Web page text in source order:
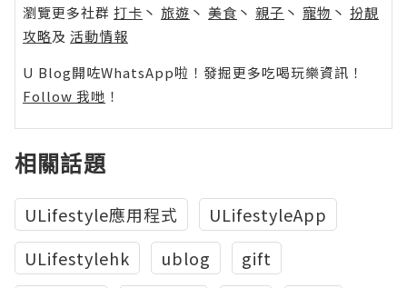
瀏覽更多社群 打卡 丶 旅遊 丶 美食 丶 親子 丶 寵物 丶 扮靚
攻略及 活動情報
U Blog開咗WhatsApp啦！發掘更多吃喝玩樂資訊！
Follow 我哋 ！
相關話題
ULifestyle應用程式
ULifestyleApp
ULifestylehk
ublog
gift